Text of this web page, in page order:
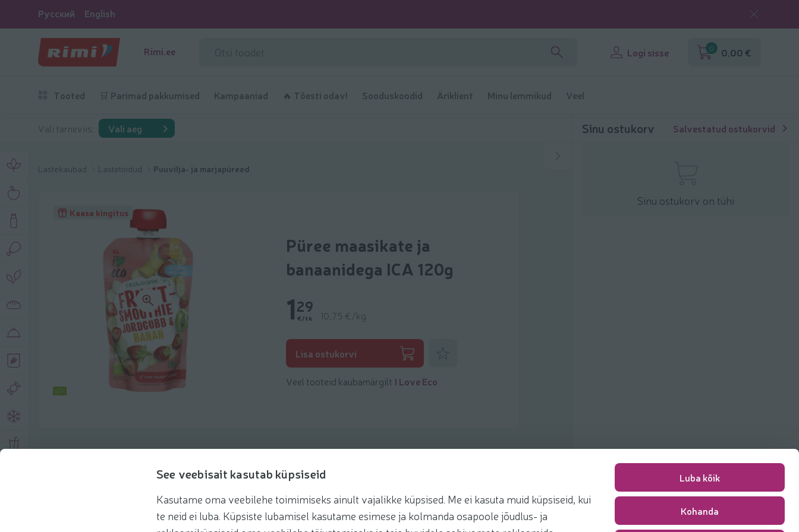
See veebisait kasutab küpsiseid
Kasutame oma veebilehe toimimiseks ainult vajalikke küpsised. Me ei kasuta muid küpsiseid, kui
te neid ei luba. Küpsiste lubamisel kasutame esimese ja kolmanda osapoole jõudlus- ja
Luba kõik
Kohanda
Русский English
Rimi.ee Logi sisse 0 0,00 €
Tooted 🛒 Parimad pakkumised Kampaaniad 🔥 Tõesti odav! Sooduskoodid Äriklient Minu lemmikud Veel
Vali tarneviis: Vali aeg
Lastekaubad Lastetoidud Puuvilja- ja marjapüreed
Kaasa kingitus
Püree maasikate ja
banaanidega ICA 120g
129
€/tk 10,75 €/kg
Lisa ostukorvi
Veel tooteid kaubamärgilt I Love Eco
Soovitatud tooted Kasuta retseptis
Sinu ostukorv Salvestatud ostukorvid
Sinu ostukorv on tühi